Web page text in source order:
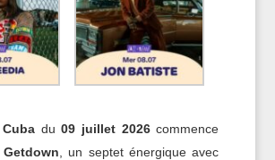
du09 juillet 2026commence
Getdown , un septet énergique avec